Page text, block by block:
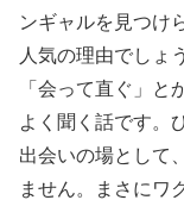
ンギャルを見つけ
人気の理由でしょ
「会って直ぐ」と
よく聞く話です。
出会いの場として
ません。まさにワ